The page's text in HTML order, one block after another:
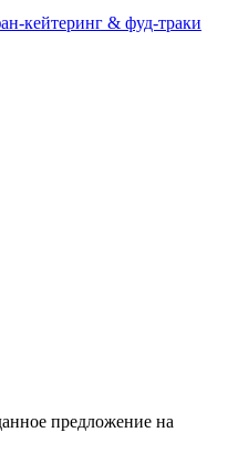
кейтеринг & фуд-траки
предложение на